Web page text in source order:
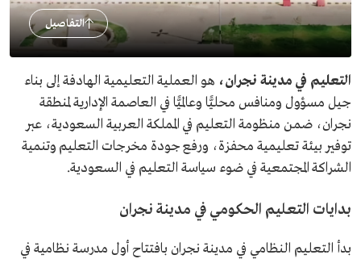
التفاصيل
التعليم في مدينة نجران، هو العملية التعليمية الهادفة إلى بناء
جيل مسؤول ومنافس محليًّا وعالميًّا في العاصمة الإدارية لمنطقة
نجران، ضمن منظومة التعليم في المملكة العربية السعودية، عبر
توفير بيئة تعليمية محفزة، ورفع جودة مخرجات التعليم وتنمية
الشراكة المجتمعية في ضوء سياسة التعليم في السعودية.
بدايات التعليم الحكومي في مدينة نجران
بدأ التعليم النظامي في مدينة نجران بافتتاح أول مدرسة نظامية في